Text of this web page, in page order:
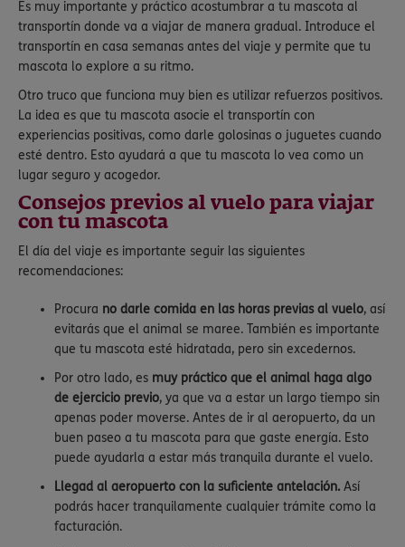
Es muy importante y práctico acostumbrar a tu mascota al
transportín donde va a viajar de manera gradual. Introduce el
transportín en casa semanas antes del viaje y permite que tu
mascota lo explore a su ritmo.
Otro truco que funciona muy bien es utilizar refuerzos positivos.
La idea es que tu mascota asocie el transportín con
experiencias positivas, como darle golosinas o juguetes cuando
esté dentro. Esto ayudará a que tu mascota lo vea como un
lugar seguro y acogedor.
Consejos previos al vuelo para viajar
con tu mascota
El día del viaje es importante seguir las siguientes
recomendaciones:
Procura no darle comida en las horas previas al vuelo, así
evitarás que el animal se maree. También es importante
que tu mascota esté hidratada, pero sin excedernos.
Por otro lado, es muy práctico que el animal haga algo
de ejercicio previo, ya que va a estar un largo tiempo sin
apenas poder moverse. Antes de ir al aeropuerto, da un
buen paseo a tu mascota para que gaste energía. Esto
puede ayudarla a estar más tranquila durante el vuelo.
Llegad al aeropuerto con la suficiente antelación. Así
podrás hacer tranquilamente cualquier trámite como la
facturación.